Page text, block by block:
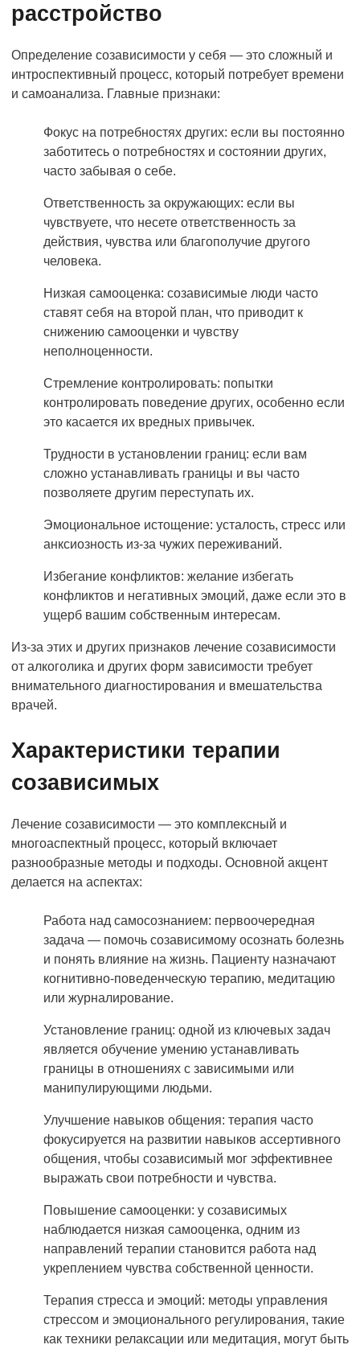
расстройство
Определение созависимости у себя — это сложный и
интроспективный процесс, который потребует времени
и самоанализа. Главные признаки:
Фокус на потребностях других: если вы постоянно
заботитесь о потребностях и состоянии других,
часто забывая о себе.
Ответственность за окружающих: если вы
чувствуете, что несете ответственность за
действия, чувства или благополучие другого
человека.
Низкая самооценка: созависимые люди часто
ставят себя на второй план, что приводит к
снижению самооценки и чувству
неполноценности.
Стремление контролировать: попытки
контролировать поведение других, особенно если
это касается их вредных привычек.
Трудности в установлении границ: если вам
сложно устанавливать границы и вы часто
позволяете другим переступать их.
Эмоциональное истощение: усталость, стресс или
анксиозность из-за чужих переживаний.
Избегание конфликтов: желание избегать
конфликтов и негативных эмоций, даже если это в
ущерб вашим собственным интересам.
Из-за этих и других признаков лечение созависимости
от алкоголика и других форм зависимости требует
внимательного диагностирования и вмешательства
врачей.
Характеристики терапии
созависимых
Лечение созависимости — это комплексный и
многоаспектный процесс, который включает
разнообразные методы и подходы. Основной акцент
делается на аспектах:
Работа над самосознанием: первоочередная
задача — помочь созависимому осознать болезнь
и понять влияние на жизнь. Пациенту назначают
когнитивно-поведенческую терапию, медитацию
или журналирование.
Установление границ: одной из ключевых задач
является обучение умению устанавливать
границы в отношениях с зависимыми или
манипулирующими людьми.
Улучшение навыков общения: терапия часто
фокусируется на развитии навыков ассертивного
общения, чтобы созависимый мог эффективнее
выражать свои потребности и чувства.
Повышение самооценки: у созависимых
наблюдается низкая самооценка, одним из
направлений терапии становится работа над
укреплением чувства собственной ценности.
Терапия стресса и эмоций: методы управления
стрессом и эмоционального регулирования, такие
как техники релаксации или медитация, могут быть